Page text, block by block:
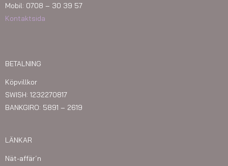
Mobil: 0708 – 30 39 57
Kontaktsida
BETALNING
Köpvillkor
SWISH: 1232270817
BANKGIRO: 5891 – 2619
LÄNKAR
Nät-affär´n